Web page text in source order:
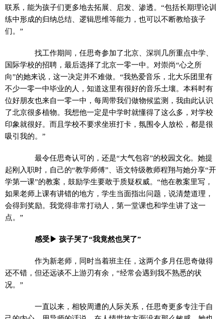
联系，能为孩子们更多地去拓展、启发、渗透。“包括长期理论训
练中形成的归纳总结、逻辑思维等能力，也可以不断教给孩子
们。”
找工作期间，任思奇参加了北京、深圳几所重点中学、
国际学校的招聘，最后选择了北京一零一中。对崇尚“心之所
向”的她来说，这一决定并不难做。“我热爱音乐，北大乐团里有
不少一零一中毕业的人，知道这里有很好的音乐土壤。本科时有
位好朋友也来自一零一中，每周带我们做物候监测，我由此认识
了北京很多植物。我想他一定是中学时就懂得了这么多，对学校
印象就很好。而且学校不要求坐班打卡，氛围令人放松，都是很
吸引我的。”
最令任思奇认可的，还是“大气包容”的校园文化。她提
起刚入职时，自己的“教学师傅”、语文特级教师程翔与她分享“开
学第一课”的教案，鼓励学生要敢于质疑权威。“他在教案里写，
如果老师上课有讲错的地方，学生当面指出问题，说清楚道理，
会得到奖励。我觉得非常打动人，第一堂课也和学生讲了这一
点。”
感受▶ 孩子哭了“我竟然也哭了”
作为新老师，同时当着班主任，这两个多月任思奇做得
还不错，但还远谈不上游刃有余，“经常会遇到我不熟悉的状
况。”
一直以来，相较周遭的人际关系，任思奇更多专注于自